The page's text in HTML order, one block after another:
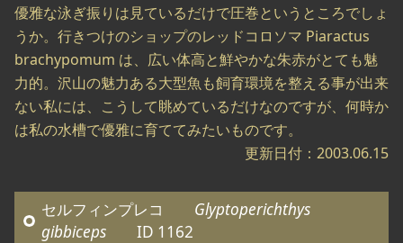
優雅な泳ぎ振りは見ているだけで圧巻というところでしょ
うか。行きつけのショップのレッドコロソマ Piaractus
brachypomum は、広い体高と鮮やかな朱赤がとても魅
力的。沢山の魅力ある大型魚も飼育環境を整える事が出来
ない私には、こうして眺めているだけなのですが、何時か
は私の水槽で優雅に育ててみたいものです。
更新日付：2003.06.15
セルフィンプレコ Glyptoperichthys
gibbiceps ID 1162